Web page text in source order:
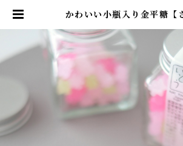
かわいい小瓶入り金平糖【